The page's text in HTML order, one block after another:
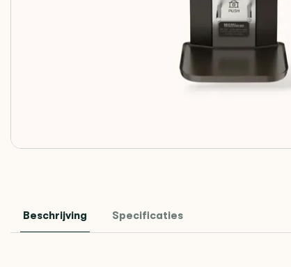
Beschrijving Specificaties